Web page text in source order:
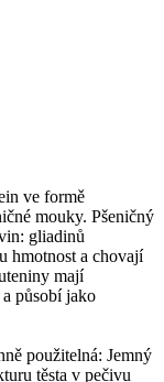
ve formě
mouky. Pšeničný
gliadinů
hmotnost a chovají
mají
působí jako
použitelná: Jemný
těsta v pečivu